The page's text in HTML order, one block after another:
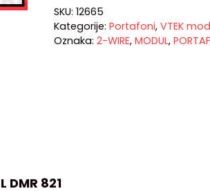
SKU: 12665
Kategorije: Portafoni, VTEK
Oznaka: 2-WIRE, MODUL,
DMR 821